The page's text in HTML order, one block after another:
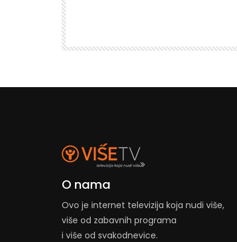
O nama
Ovo je internet televizija koja nudi više,
više od zabavnih programa
i više od svakodnevice.